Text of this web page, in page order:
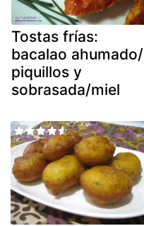
Tostas frías:
bacalao ahumado/
piquillos y
sobrasada/miel